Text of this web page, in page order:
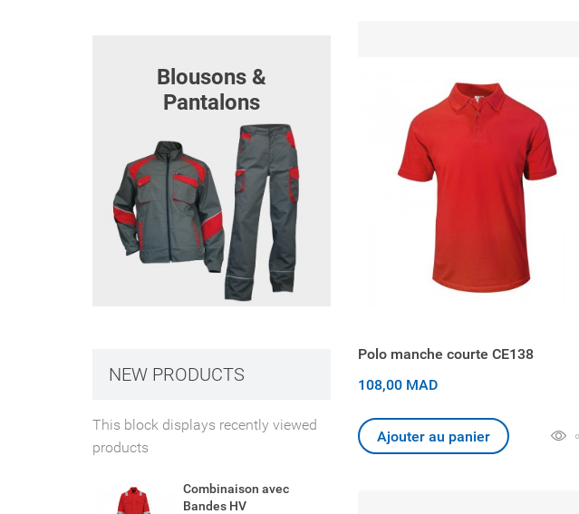
Blousons &
Pantalons
NEW PRODUCTS
This block displays recently viewed
products
Combinaison avec
Bandes HV
Polo manche courte CE138
108,00 MAD
Ajouter au panier